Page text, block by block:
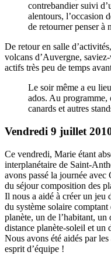
contrebandier suivi
alentours, l’occasion
de retourner penser à
De retour en salle
volcans d’Auvergne,
actifs très peu de temps
Le soir même a eu
ados. Au programme,
canards et autres
Vendredi 9 juillet
Ce vendredi, Marie étant
interplanétaire de Saint-
avons passé la journée
du séjour composition des
Il nous a aidé à créer un
du système solaire
planète, un de l’habitant, un
distance planète-soleil et un
Nous avons été aidés par
esprit d’équipe !